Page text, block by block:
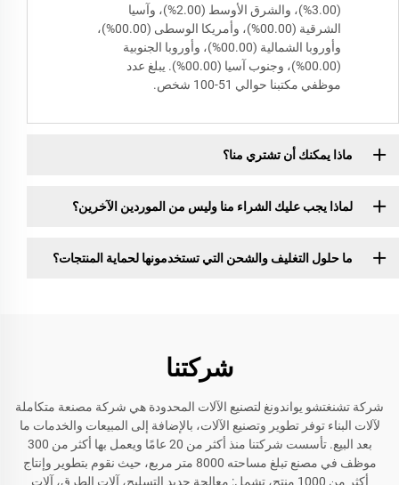
(3.00%)، والشرق الأوسط (2.00%)، وآسيا
الشرقية (00.00%)، وأمريكا الوسطى (00.00%)،
وأوروبا الشمالية (00.00%)، وأوروبا الجنوبية
(00.00%)، وجنوب آسيا (00.00%). يبلغ عدد
موظفي مكتبنا حوالي 51-100 شخص.
ماذا يمكنك أن تشتري منا؟
لماذا يجب عليك الشراء منا وليس من الموردين الآخرين؟
ما حلول التغليف والشحن التي تستخدمونها لحماية المنتجات؟
شركتنا
شركة تشنغتشو يواندونغ لتصنيع الآلات المحدودة هي شركة مصنعة متكاملة
لآلات البناء توفر تطوير وتصنيع الآلات، بالإضافة إلى المبيعات والخدمات ما
بعد البيع. تأسست شركتنا منذ أكثر من 20 عامًا ويعمل بها أكثر من 300
موظف في مصنع تبلغ مساحته 8000 متر مربع، حيث نقوم بتطوير وإنتاج
أكثر من 1000 منتج، تشمل: معالجة حديد التسليح، آلات الطرق، آلات